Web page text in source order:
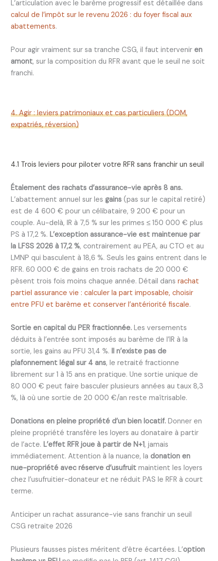
L’articulation avec le barème progressif est détaillée dans
calcul de l’impôt sur le revenu 2026 : du foyer fiscal aux
abattements.
Pour agir vraiment sur sa tranche CSG, il faut interveniren
amont, sur la composition du RFR avant que le seuil ne soit
franchi.
4. Agir : leviers patrimoniaux et cas particuliers (DOM,
expatriés, réversion)
4.1 Trois leviers pour piloter votre RFR sans franchir un seuil
Étalement des rachats d’assurance-vie après 8 ans.
L’abattement annuel sur les gains (pas sur le capital retiré)
est de 4 600 € pour un célibataire, 9 200 € pour un
couple. Au-delà, IR à 7,5 % sur les primes ≤ 150 000 € plus
PS à 17,2 %.L’exception assurance-vie est maintenue par
la LFSS 2026 à 17,2 %, contrairement au PEA, au CTO et au
LMNP qui basculent à 18,6 %. Seuls les gains entrent dans le
RFR. 60 000 € de gains en trois rachats de 20 000 €
pèsent trois fois moins chaque année. Détail dansrachat
partiel assurance vie : calculer la part imposable, choisir
entre PFU et barème et conserver l’antériorité fiscale.
Sortie en capital du PER fractionnée. Les versements
déduits à l’entrée sont imposés au barème de l’IR à la
sortie, les gains au PFU 31,4 %.Il n’existe pas de
plafonnement légal sur 4 ans, le retraité fractionne
librement sur 1 à 15 ans en pratique. Une sortie unique de
80 000 € peut faire basculer plusieurs années au taux 8,3
%, là où une sortie de 20 000 €/an reste maîtrisable.
Donations en pleine propriété d’un bien locatif. Donner en
pleine propriété transfère les loyers au donataire à partir
de l’acte.L’effet RFR joue à partir de N+1, jamais
immédiatement. Attention à la nuance, ladonation en
nue-propriété avec réserve d’usufruit maintient les loyers
chez l’usufruitier-donateur et ne réduit PAS le RFR à court
terme.
Anticiper un rachat assurance-vie sans franchir un seuil
CSG retraite 2026
Plusieurs fausses pistes méritent d’être écartées. L’option